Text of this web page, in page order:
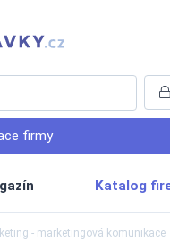
firmy
Katalog
- marketingová komunikace